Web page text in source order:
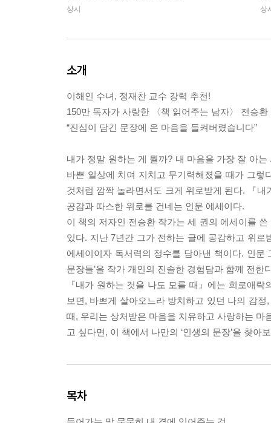
상시 상
소개
이해인 수녀, 정재찬 교수 강력 추천!
150만 독자가 사랑한 〈책 읽어주는 남자〉 전승
“진심이 담긴 문장에 온 마음을 들켜버렸습니다”
내가 정말 원하는 게 뭘까? 내 마음을 가장 잘 아
바쁜 일상에 치여 지치고 무기력해졌을 때가 그
것처럼 깜짝 놀라면서도 크게 위로받게 된다. 『
공감과 따스한 위로를 건네는 인문 에세이다.
이 책의 저자인 전승환 작가는 세 권의 에세이를
있다. 지난 7년간 그가 전하는 글에 공감하고 위
에세이이자 독서력의 정수를 담아낸 책이다. 인문
문장들’을 작가 개인의 진솔한 경험담과 함께 전한
『내가 원하는 것을 나도 모를 때』에는 희로애
보면, 바쁘게 살아오느라 방치하고 있던 나의 감
때, 우리는 상처받은 마음을 치유하고 사랑하는
고 싶다면, 이 책에서 나만의 ‘인생의 문장’을 찾아
목차